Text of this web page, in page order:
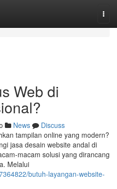
Web di
News
Discuss
tampilan online yang modern?
jasa desain website andal di
macam solusi yang dirancang
Melalui
butuh-layangan-website-